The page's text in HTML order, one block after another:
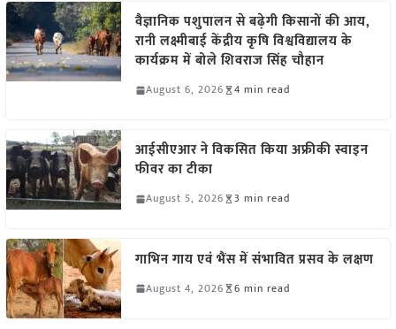
वैज्ञानिक पशुपालन से बढ़ेगी किसानों की आय,
रानी लक्ष्मीबाई केंद्रीय कृषि विश्वविद्यालय के
कार्यक्रम में बोले शिवराज सिंह चौहान
August 6, 2026 4 min read
आईसीएआर ने विकसित किया अफ्रीकी स्वाइन
फीवर का टीका
August 5, 2026 3 min read
गाभिन गाय एवं भैंस में संभावित प्रसव के लक्षण
August 4, 2026 6 min read